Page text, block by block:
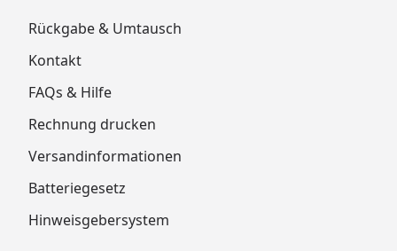
Rückgabe & Umtausch
Kontakt
FAQs & Hilfe
Rechnung drucken
Versandinformationen
Batteriegesetz
Hinweisgebersystem